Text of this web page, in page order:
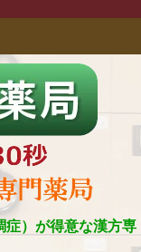
症）が得意な漢方専